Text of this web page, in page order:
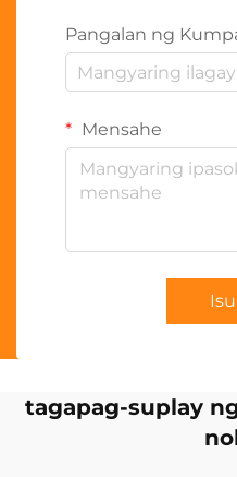
Pangalan ng
Mensahe
tagapag-suplay